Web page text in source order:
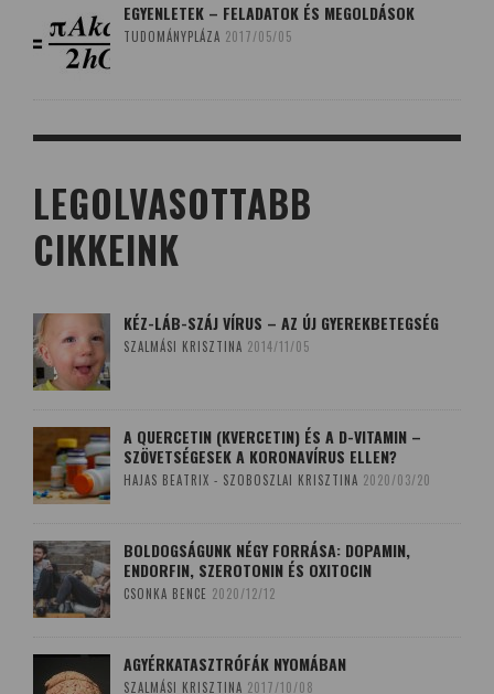
EGYENLETEK – FELADATOK ÉS MEGOLDÁSOK
TUDOMÁNYPLÁZA 2017/05/05
LEGOLVASOTTABB
CIKKEINK
KÉZ-LÁB-SZÁJ VÍRUS – AZ ÚJ GYEREKBETEGSÉG
SZALMÁSI KRISZTINA 2014/11/05
A QUERCETIN (KVERCETIN) ÉS A D-VITAMIN –
SZÖVETSÉGESEK A KORONAVÍRUS ELLEN?
HAJAS BEATRIX - SZOBOSZLAI KRISZTINA 2020/03/20
BOLDOGSÁGUNK NÉGY FORRÁSA: DOPAMIN,
ENDORFIN, SZEROTONIN ÉS OXITOCIN
CSONKA BENCE 2020/12/12
AGYÉRKATASZTRÓFÁK NYOMÁBAN
SZALMÁSI KRISZTINA 2017/10/08